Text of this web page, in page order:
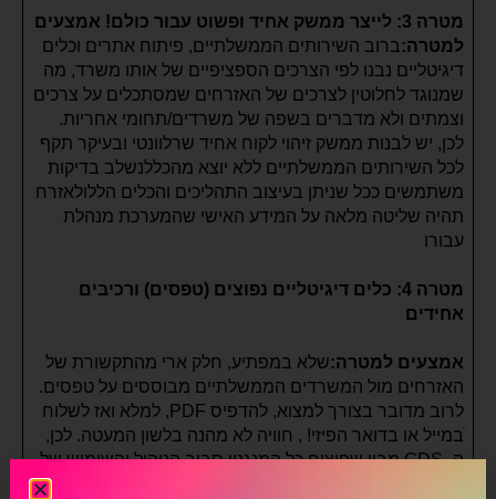
מטרה 3: לייצר ממשק אחיד ופשוט עבור כולם!
אמצעים
למטרה:ברוב השירותים הממשלתיים, פיתוח אתרים וכלים
דיגיטליים נבנו לפי הצרכים הספציפיים של אותו משרד, מה
שמנוגד לחלוטין לצרכים של האזרחים שמסתכלים על צרכים
וצמתים ולא מדברים בשפה של משרדים/תחומי אחריות.
לכן, יש לבנות ממשק זיהוי לקוח אחיד שרלוונטי ובעיקר תקף
לכל השירותים הממשלתיים ללא יוצא מהכללנשלב בדיקות
משתמשים ככל שניתן בעיצוב התהליכים והכלים הללולאזרח
תהיה שליטה מלאה על המידע האישי שהמערכת מנהלת
עבורו
מטרה 4: כלים דיגיטליים נפוצים (טפסים) ורכיבים
אחידים
אמצעים למטרה:שלא במפתיע, חלק ארי מהתקשורת של
האזרחים מול המשרדים הממשלתיים מבוססים על טפסים.
לרוב מדובר בצורך למצוא, להדפיס PDF, למלא ואז לשלוח
ׁבמייל או בדואר הפיזי! , חוויה לא מהנה בלשון המעטה. לכן,
ה- GDS מבין שפיצוח כל המנגנון סביב הניהול והשימוש של
טפסים דיגיטליים חייב להשתנותתוקם מערכת שתמיר באופן